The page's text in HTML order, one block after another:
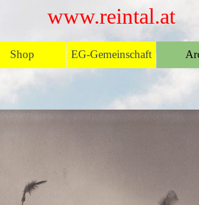
www.reintal.at
Menü
Shop EG-Gemeinschaft